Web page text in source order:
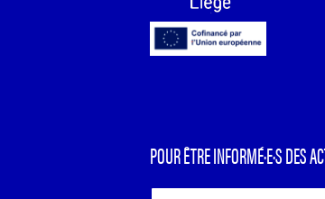
POUR ÊTRE INFORMÉ·E·S DES